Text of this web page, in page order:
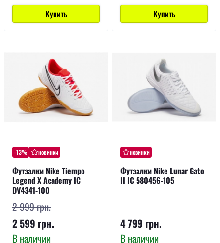
Купить Купить
-13% новинки
Футзалки Nike Tiempo
Legend X Academy IC
DV4341-100
2 999 грн.
2 599 грн.
В наличии
новинки
Футзалки Nike Lunar Gato
II IC 580456-105
4 799 грн.
В наличии